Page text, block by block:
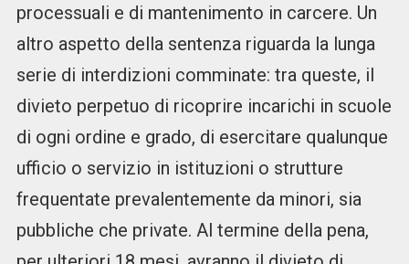
processuali e di mantenimento in carcere. Un
altro aspetto della sentenza riguarda la lunga
serie di interdizioni comminate: tra queste, il
divieto perpetuo di ricoprire incarichi in scuole
di ogni ordine e grado, di esercitare qualunque
ufficio o servizio in istituzioni o strutture
frequentate prevalentemente da minori, sia
pubbliche che private. Al termine della pena,